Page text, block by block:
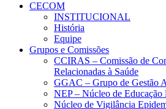
CECOM
INSTITUCIONAL
História
Equipe
Grupos e Comissões
CCIRAS – Comissão de
Relacionadas à Saúde
GGAC – Grupo de Gestão
NEP – Núcleo de Educação
Núcleo de Vigilância